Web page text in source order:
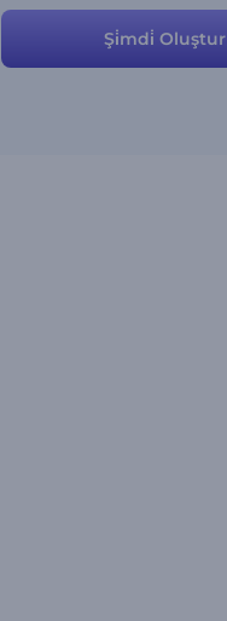
Şi̇mdi̇ Oluştur